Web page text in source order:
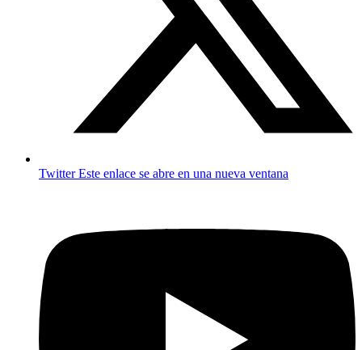
TwitterEste enlace se abre en una nueva ventana